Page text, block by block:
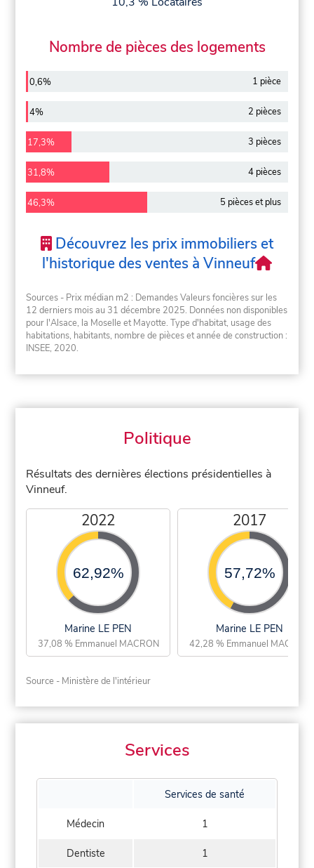
Nombre de pièces des logements
0,6% 1 pièce
4% 2 pièces
17,3% 3 pièces
31,8% 4 pièces
46,3% 5 pièces et plus
Découvrez les prix immobiliers et
l'historique des ventes à Vinneuf
Sources - Prix médian m2 : Demandes Valeurs foncières sur les
12 derniers mois au 31 décembre 2025. Données non disponibles
pour l'Alsace, la Moselle et Mayotte. Type d'habitat, usage des
habitations, habitants, nombre de pièces et année de construction :
INSEE, 2020.
Politique
Résultats des dernières élections présidentielles à
Vinneuf.
2022
62,92%
Marine LE PEN
37,08 % Emmanuel MACRON
2017
57,72%
Marine LE PEN
42,28 % Emmanuel MACRON
Source - Ministère de l'intérieur
Services
Services de santé
Médecin 1
Dentiste 1